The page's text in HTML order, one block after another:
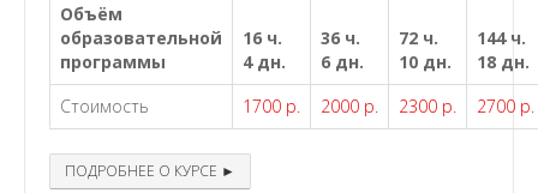
Объём
образовательной
программы
16 ч.
4 дн.
36 ч.
6 дн.
72 ч.
10 дн.
144 ч.
18 дн.
Стоимость
1700 р. 2000 р. 2300 р. 2700 р.
ПОДРОБНЕЕ О КУРСЕ ►